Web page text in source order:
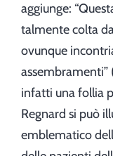
aggiunge:
talmente colta
ovunque
assembramenti”
infatti una follia
Regnard si può
emblematico